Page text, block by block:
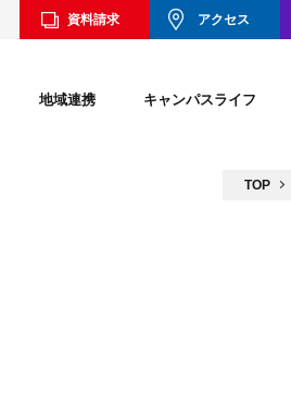
資料請求 アクセス
地域連携 キャンパスライフ
TOP